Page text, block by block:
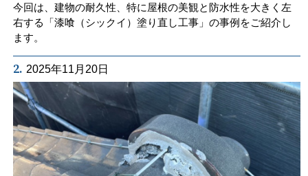
今回は、建物の耐久性、特に屋根の美観と防水性を大きく左
右する「漆喰（シックイ）塗り直し工事」の事例をご紹介し
ます。
2. 2025年11月20日